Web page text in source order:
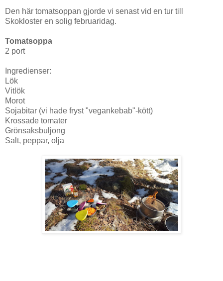
Den här tomatsoppan gjorde vi senast vid en tur till
Skokloster en solig februaridag.
Tomatsoppa
2 port
Ingredienser:
Lök
Vitlök
Morot
Sojabitar (vi hade fryst "vegankebab"-kött)
Krossade tomater
Grönsaksbuljong
Salt, peppar, olja